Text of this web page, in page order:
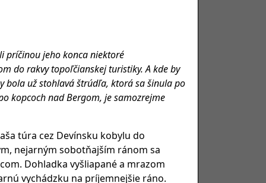
príčinou jeho konca niektoré
do rakvy topoľčianskej turistiky. A kde by
bola už stohlavá štrúdľa, ktorá sa šinula po
kopcoch nad Bergom, je samozrejme
túra cez Devínsku kobylu do
nejarným sobotňajším ránom sa
Dohladka vyšliapané a mrazom
vychádzku na príjemnejšie ráno.